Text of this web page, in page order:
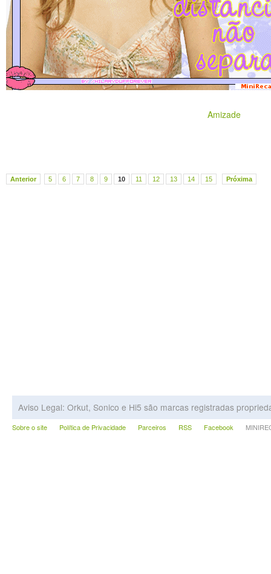
Amizade
Anterior 5 6 7 8 9 10 11 12 13 14 15 Próxima
Aviso Legal: Orkut, Sonico e Hi5 são marcas registradas
Sobre o site Política de Privacidade Parceiros RSS Facebook